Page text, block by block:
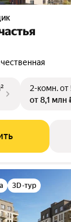
2-комн.от
от 8,1 млн
3D-тур